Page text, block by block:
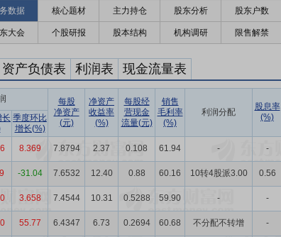
数据 核心题材 主力持仓 股东分析 股东户数
大会 个股研报 股本结构 机构调研 限售解禁
资产负债表 利润表 现金流量表
每股
净资产
(元)
净资产
收益率
(%)
每股经
营现金
流量(元)
销售
毛利率
(%)
利润分配
股息率
(%)
长 季度环比
增长(%)
8.369 7.8794 2.37 0.108 61.94 - -
-31.04 7.6532 12.40 0.88 60.16 10转4股派3.00 0.56
3.658 7.4544 10.31 0.5288 59.90 - -
55.77 6.4347 6.73 0.2694 60.68 不分配不转增 -